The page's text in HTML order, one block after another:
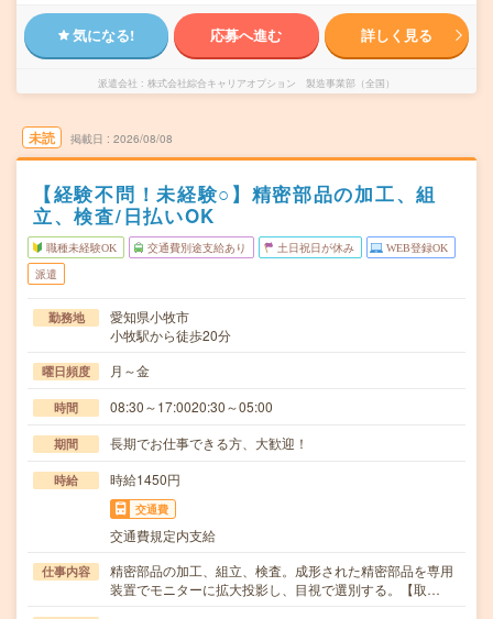
気になる! 応募へ進む 詳しく見る
派遣会社 株式会社綜合キャリアオプション 製造事業部（全国）
未読 掲載日 2026/08/08
【経験不問！未経験○】精密部品の加工、組
立、検査/日払いOK
職種未経験OK 交通費別途支給あり 土日祝日が休み WEB登録OK
派遣
勤務地
愛知県小牧市
小牧駅から徒歩20分
曜日頻度 月～金
時間 08:30～17:0020:30～05:00
期間 長期でお仕事できる方、大歓迎！
時給 時給1450円
交通費
交通費規定内支給
仕事内容
精密部品の加工、組立、検査。成形された精密部品を専用
装置でモニターに拡大投影し、目視で選別する。【取…